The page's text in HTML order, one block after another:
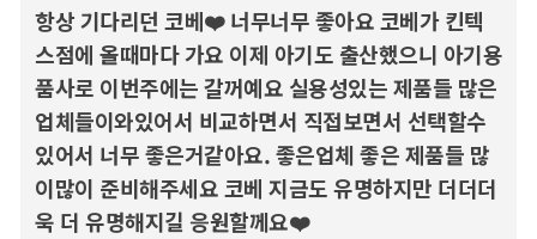
항상 기다리던 코베❤️ 너무너무 좋아요 코베가 킨텍
스점에 올때마다 가요 이제 아기도 출산했으니 아기용
품사로 이번주에는 갈꺼예요 실용성있는 제품들 많은
업체들이와있어서 비교하면서 직접보면서 선택할수
있어서 너무 좋은거같아요. 좋은업체 좋은 제품들 많
이많이 준비해주세요 코베 지금도 유명하지만 더더더
욱 더 유명해지길 응원할께요❤️